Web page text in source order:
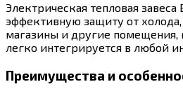
Электрическая тепловая
эффективную защиту от
магазины и другие помещения,
легко интегрируется в любой
Преимущества и